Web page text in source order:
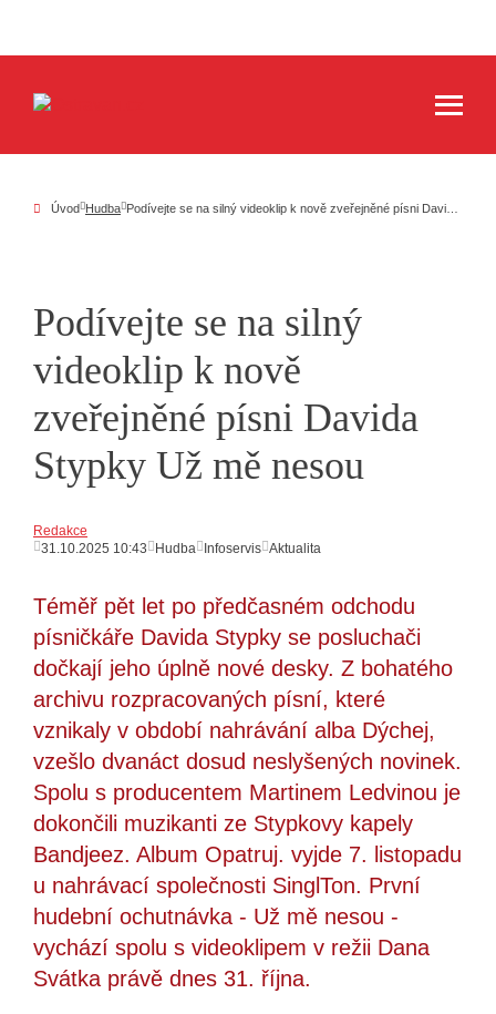
Úvod Hudba
Podívejte se na silný
videoklip k nově
zveřejněné písni Davida
Stypky Už mě nesou
Redakce
31.10.2025 10:43
Hudba Infoservis Aktualita
Téměř pět let po předčasném odchodu
písničkáře Davida Stypky se posluchači
dočkají jeho úplně nové desky. Z bohatého
archivu rozpracovaných písní, které
vznikaly v období nahrávání alba Dýchej,
vzešlo dvanáct dosud neslyšených novinek.
Spolu s producentem Martinem Ledvinou je
dokončili muzikanti ze Stypkovy kapely
Bandjeez. Album Opatruj. vyjde 7. listopadu
u nahrávací společnosti SinglTon. První
hudební ochutnávka - Už mě nesou -
vychází spolu s videoklipem v režii Dana
Svátka právě dnes 31. října.